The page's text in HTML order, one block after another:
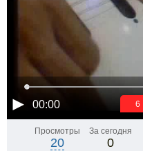
00:00 6
Просмотры
20
За сегодня
0